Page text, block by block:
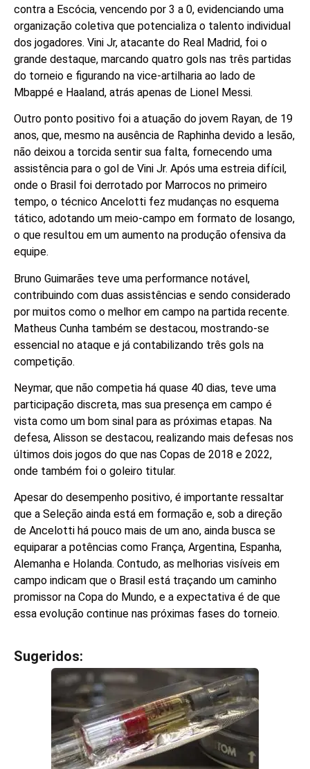
contra a Escócia, vencendo por 3 a 0, evidenciando uma
organização coletiva que potencializa o talento individual
dos jogadores. Vini Jr, atacante do Real Madrid, foi o
grande destaque, marcando quatro gols nas três partidas
do torneio e figurando na vice-artilharia ao lado de
Mbappé e Haaland, atrás apenas de Lionel Messi.
Outro ponto positivo foi a atuação do jovem Rayan, de 19
anos, que, mesmo na ausência de Raphinha devido a lesão,
não deixou a torcida sentir sua falta, fornecendo uma
assistência para o gol de Vini Jr. Após uma estreia difícil,
onde o Brasil foi derrotado por Marrocos no primeiro
tempo, o técnico Ancelotti fez mudanças no esquema
tático, adotando um meio-campo em formato de losango,
o que resultou em um aumento na produção ofensiva da
equipe.
Bruno Guimarães teve uma performance notável,
contribuindo com duas assistências e sendo considerado
por muitos como o melhor em campo na partida recente.
Matheus Cunha também se destacou, mostrando-se
essencial no ataque e já contabilizando três gols na
competição.
Neymar, que não competia há quase 40 dias, teve uma
participação discreta, mas sua presença em campo é
vista como um bom sinal para as próximas etapas. Na
defesa, Alisson se destacou, realizando mais defesas nos
últimos dois jogos do que nas Copas de 2018 e 2022,
onde também foi o goleiro titular.
Apesar do desempenho positivo, é importante ressaltar
que a Seleção ainda está em formação e, sob a direção
de Ancelotti há pouco mais de um ano, ainda busca se
equiparar a potências como França, Argentina, Espanha,
Alemanha e Holanda. Contudo, as melhorias visíveis em
campo indicam que o Brasil está traçando um caminho
promissor na Copa do Mundo, e a expectativa é de que
essa evolução continue nas próximas fases do torneio.
Sugeridos: